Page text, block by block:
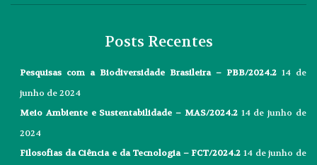
Posts Recentes
Pesquisas com a Biodiversidade Brasileira – PBB/2024.2 14 de
junho de 2024
Meio Ambiente e Sustentabilidade – MAS/2024.2 14 de junho de
2024
Filosofias da Ciência e da Tecnologia – FCT/2024.2 14 de junho de